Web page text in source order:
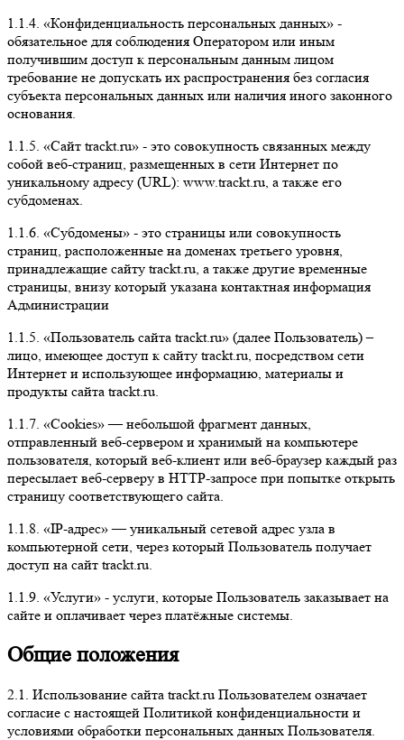
1.1.4. «Конфиденциальность персональных данных» -
обязательное для соблюдения Оператором или иным
получившим доступ к персональным данным лицом
требование не допускать их распространения без согласия
субъекта персональных данных или наличия иного законного
основания.
1.1.5. «Сайт trackt.ru» - это совокупность связанных между
собой веб-страниц, размещенных в сети Интернет по
уникальному адресу (URL): www.trackt.ru, а также его
субдоменах.
1.1.6. «Субдомены» - это страницы или совокупность
страниц, расположенные на доменах третьего уровня,
принадлежащие сайту trackt.ru, а также другие временные
страницы, внизу который указана контактная информация
Администрации
1.1.5. «Пользователь сайта trackt.ru» (далее Пользователь) –
лицо, имеющее доступ к сайту trackt.ru, посредством сети
Интернет и использующее информацию, материалы и
продукты сайта trackt.ru.
1.1.7. «Cookies» — небольшой фрагмент данных,
отправленный веб-сервером и хранимый на компьютере
пользователя, который веб-клиент или веб-браузер каждый раз
пересылает веб-серверу в HTTP-запросе при попытке открыть
страницу соответствующего сайта.
1.1.8. «IP-адрес» — уникальный сетевой адрес узла в
компьютерной сети, через который Пользователь получает
доступ на сайт trackt.ru.
1.1.9. «Услуги» - услуги, которые Пользователь заказывает на
сайте и оплачивает через платёжные системы.
Общие положения
2.1. Использование сайта trackt.ru Пользователем означает
согласие с настоящей Политикой конфиденциальности и
условиями обработки персональных данных Пользователя.